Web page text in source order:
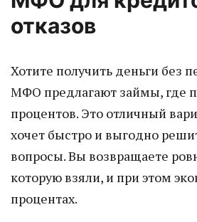
отказов
Хотите получить деньги без
МФО предлагают займы, где
процентов. Это отличный
хочет быстро и выгодно
вопросы. Вы возвращаете
которую взяли, и при этом
процентах.